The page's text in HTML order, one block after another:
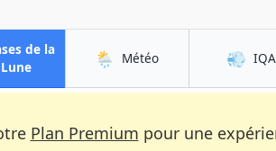
de la
Luneà Amsterdam
🌦️ Météoà Amsterdam
💨 IQA
Plan Premium pour une